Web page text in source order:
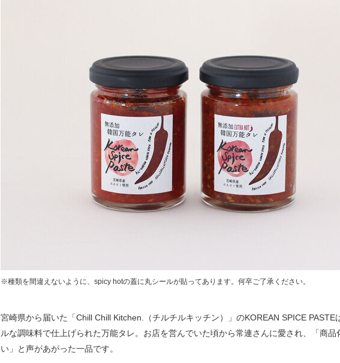
※種類を間違えないように、spicy hotの蓋に丸シールが貼ってあります。何卒ご了承ください。
宮崎県から届いた「Chill Chill Kitchen.（チルチルキッチン）」のKOREAN SPICE PASTE
ルな調味料で仕上げられた万能タレ。お店を営んでいた頃から常連さんに愛され、「商品
い」と声があがった一品です。